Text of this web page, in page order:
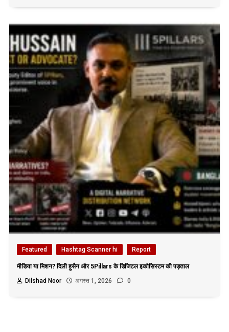
Featured Hashtag Scanner hi Report
मीडिया या मिशन? दिली हुसैन और 5Pillars के डिजिटल इकोसिस्टम की पड़ताल
Dilshad Noor
अगस्त 1, 2026 0